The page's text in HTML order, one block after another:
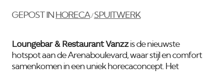
GEPOST IN HORECA/SPUITWERK
Loungebar & Restaurant Vanzzis de nieuwste
hotspot aan de Arenaboulevard, waar stijl en comfort
samenkomen in een uniek horecaconcept. Het